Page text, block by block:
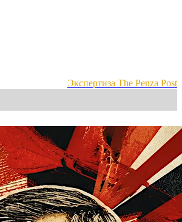
Экспертиза The Penza Post